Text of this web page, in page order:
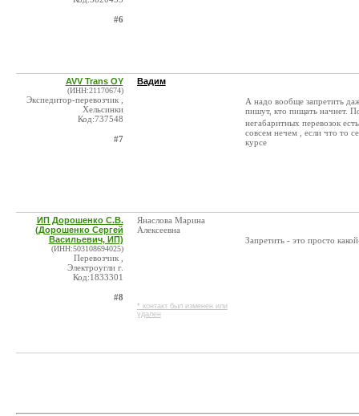
#6
AVV Trans OY
(ИНН:21170674)
Экспедитор-перевозчик ,
Хельсинки
Код:737548
#7
Вадим
А надо вообще запретить
пишут, кто пищать начнет.
негабаритных перевозок
совсем нечем , если что то
курсе
ИП Дорошенко С.В.
(Дорошенко Сергей
Васильевич, ИП)
(ИНН:503108694025)
Перевозчик ,
Электроугли г.
Код:1833301
#8
Янаслова Марина
Алексеевна
* контакт был изменен или
удален
Запретить - это просто